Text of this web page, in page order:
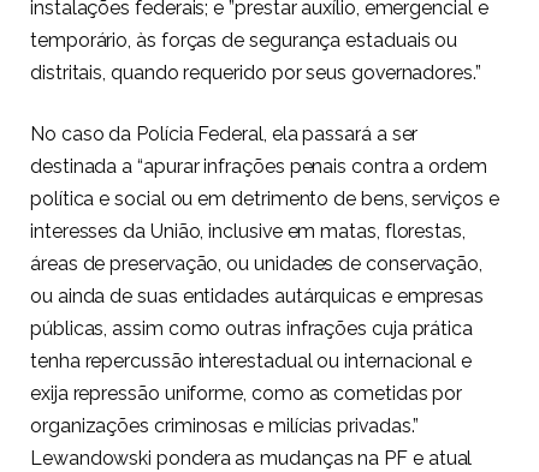
instalações federais; e ”prestar auxílio, emergencial e
temporário, às forças de segurança estaduais ou
distritais, quando requerido por seus governadores.”
No caso da Polícia Federal, ela passará a ser
destinada a “apurar infrações penais contra a ordem
política e social ou em detrimento de bens, serviços e
interesses da União, inclusive em matas, florestas,
áreas de preservação, ou unidades de conservação,
ou ainda de suas entidades autárquicas e empresas
públicas, assim como outras infrações cuja prática
tenha repercussão interestadual ou internacional e
exija repressão uniforme, como as cometidas por
organizações criminosas e milícias privadas.”
Lewandowski pondera as mudanças na PF e atual